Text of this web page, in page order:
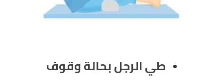
طي الرجل بحالة وقوف